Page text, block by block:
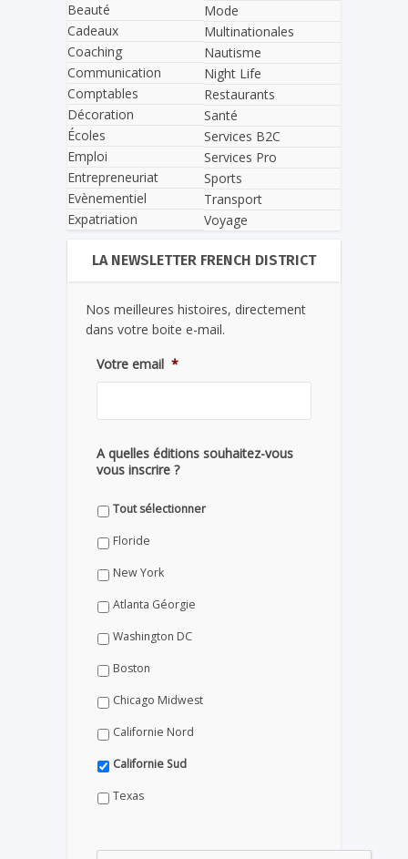
Beauté
Cadeaux
Coaching
Communication
Comptables
Décoration
Écoles
Emploi
Entrepreneuriat
Evènementiel
Expatriation
Mode
Multinationales
Nautisme
Night Life
Restaurants
Santé
Services B2C
Services Pro
Sports
Transport
Voyage
LA NEWSLETTER FRENCH DISTRICT
Nos meilleures histoires, directement
dans votre boite e-mail.
Votre email *
A quelles éditions souhaitez-vous
vous inscrire ?
Tout sélectionner
Floride
New York
Atlanta Géorgie
Washington DC
Boston
Chicago Midwest
Californie Nord
Californie Sud
Texas